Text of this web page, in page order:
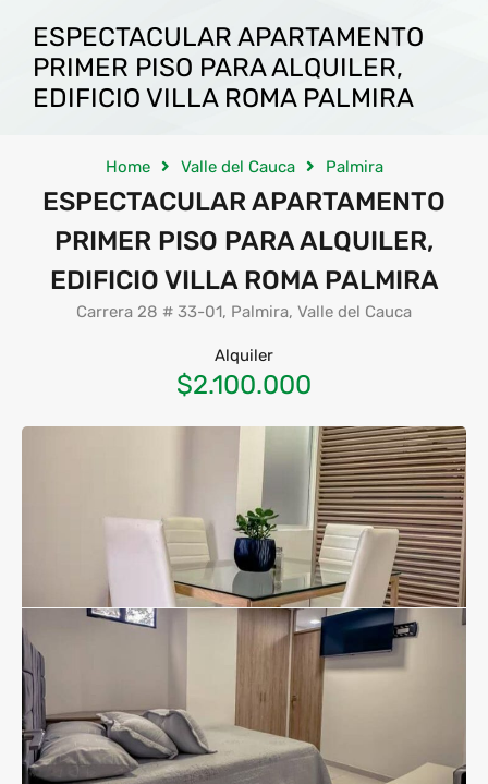
ESPECTACULAR APARTAMENTO
PRIMER PISO PARA ALQUILER,
EDIFICIO VILLA ROMA PALMIRA
Home Valle del Cauca Palmira
ESPECTACULAR APARTAMENTO
PRIMER PISO PARA ALQUILER,
EDIFICIO VILLA ROMA PALMIRA
Carrera 28 # 33-01, Palmira, Valle del Cauca
Alquiler
$2.100.000